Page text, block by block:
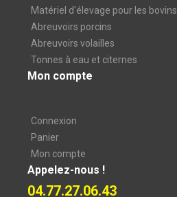
Matériel d'élevage pour les bovins
Abreuvoirs porcins
Abreuvoirs volailles
Tonnes à eau et citernes
Mon compte
Connexion
Panier
Mon compte
Appelez-nous !
04.77.27.06.43